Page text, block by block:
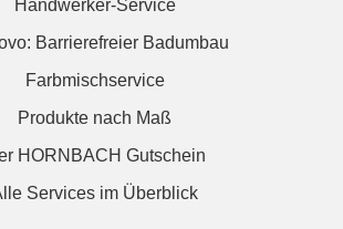
Handwerker-Service
Barrierefreier Badumbau
Farbmischservice
Produkte nach Maß
HORNBACH Gutschein
Services im Überblick